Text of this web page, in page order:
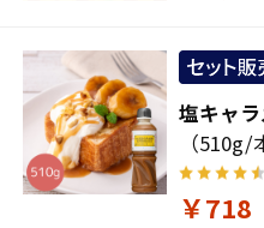
塩キャ
（510g/
￥718